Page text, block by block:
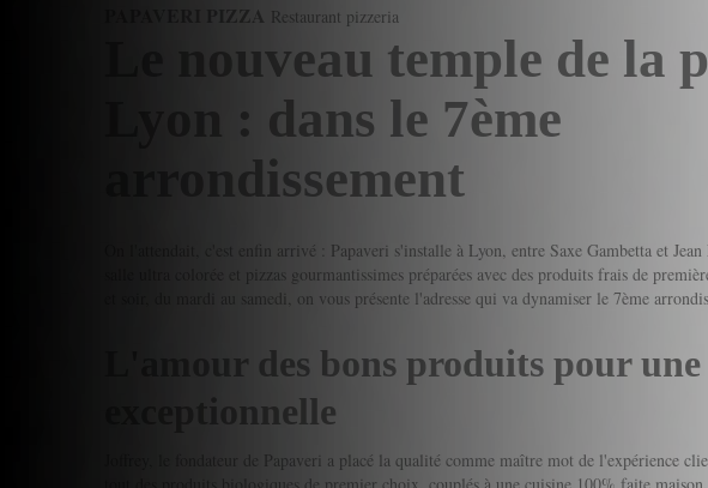
PAPAVERI PIZZA Restaurant pizzeria
Le nouveau temple de la
Lyon : dans le 7ème
arrondissement
On l'attendait, c'est enfin arrivé : Papaveri s'installe à Lyon, entre Saxe Gambetta et
salle ultra colorée et pizzas gourmantissimes préparées avec des produits frais de
et soir, du mardi au samedi, on vous présente l'adresse qui va dynamiser le 7ème
L'amour des bons produits pour
exceptionnelle
Joffrey, le fondateur de Papaveri a placé la qualité comme maître mot de l'expérience